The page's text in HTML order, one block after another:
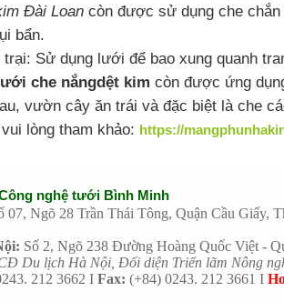
Đài Loancòn được sử dụng che chắn
bẩn.
Sử dụng lưới để bao xung quanh
che nắngdệt kim còn được ứng
vườn cây ăn trái và đặc biệt là che
lòng tham khảo: https://
nghệ tưới Bình Minh
07, Ngõ 28 Trần Thái Tông, Quận Cầu Giấy,
Số 2, Ngõ 238 Đường Hoàng Quốc Việt -
Du lịch Hà Nội, Đối diện Triển lãm Nông
212 3662 IFax: (+84) 0243. 212 3661 I